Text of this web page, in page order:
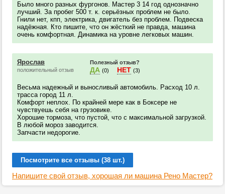
Было много разных фургонов. Мастер 3 14 год однозначно
лучший. За пробег 500 т. к. серьёзных проблем не было.
Гнили нет, кпп, электрика, двигатель без проблем. Подвеска
надёжная. Кто пишите, что он жёсткий не правда, машина
очень комфортная. Динамика на уровне легковых машин.
Ярослав
положительный отзыв
Полезный отзыв?
ДА (0) НЕТ (3)
Весьма надежный и выносливый автомобиль. Расход 10 л.
трасса город 11 л.
Комфорт неплох. По крайней мере как в Боксере не
чувствуешь себя на грузовике.
Хорошие тормоза, что пустой, что с максимальной загрузкой.
В любой мороз заводится.
Запчасти недорогие.
Посмотрите все отзывы (38 шт.)
Напишите свой отзыв, хорошая ли машина Рено Мастер?